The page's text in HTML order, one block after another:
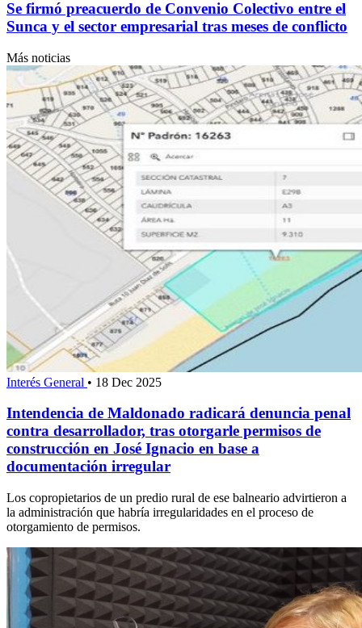
Se firmó preacuerdo de Convenio Colectivo entre el
Sunca y el sector empresarial tras meses de conflicto
Más noticias
Interés General • 18 Dec 2025
Intendencia de Maldonado radicará denuncia penal
contra desarrollador, tras otorgarle permisos de
construcción en José Ignacio en base a
documentación irregular
Los copropietarios de un predio rural de ese balneario advirtieron a
la administración que habría irregularidades en el proceso de
otorgamiento de permisos.